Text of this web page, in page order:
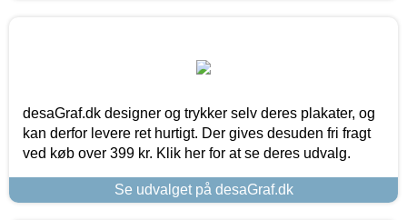
desaGraf.dk designer og trykker selv deres plakater, og
kan derfor levere ret hurtigt. Der gives desuden fri fragt
ved køb over 399 kr. Klik her for at se deres udvalg.
Se udvalget på desaGraf.dk